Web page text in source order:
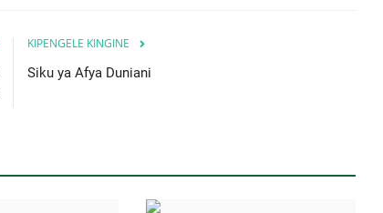
KIPENGELE KINGINE
Siku ya Afya Duniani